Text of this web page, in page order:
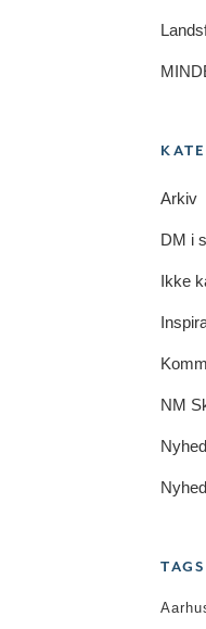
Arkiv
DM i
Ikke
NM
Nyhed
TAGS